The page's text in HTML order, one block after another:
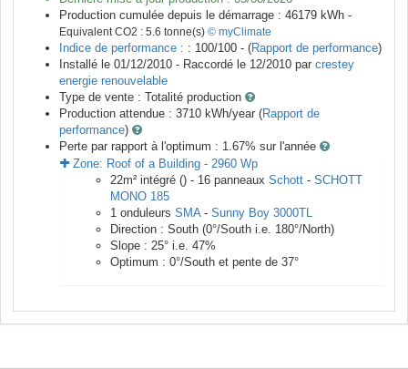
Production cumulée depuis le démarrage : 46179 kWh -
Equivalent CO2 : 5.6 tonne(s) © myClimate
Indice de performance : : 100/100 - (Rapport de performance)
Installé le 01/12/2010 - Raccordé le 12/2010 par crestey
energie renouvelable
Type de vente : Totalité production
Production attendue : 3710 kWh/year (Rapport de
performance)
Perte par rapport à l'optimum : 1.67% sur l'année
Zone: Roof of a Building - 2960 Wp
22m² intégré () - 16 panneaux Schott - SCHOTT
MONO 185
1 onduleurs SMA- Sunny Boy 3000TL
Direction : South (0°/South i.e. 180°/North)
Slope : 25° i.e. 47%
Optimum : 0°/South et pente de 37°